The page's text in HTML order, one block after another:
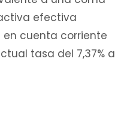
efectiva
cuenta corriente
tasa del 7,37% a